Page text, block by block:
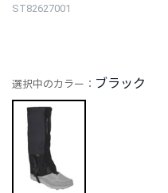
ST82627001
選択中のカラー： ブラック